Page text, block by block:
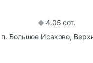
4.05 сот.
п. Большое Исаково,